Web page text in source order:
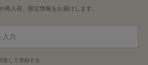
再入荷、限定情報をお届けします。
意して登録する